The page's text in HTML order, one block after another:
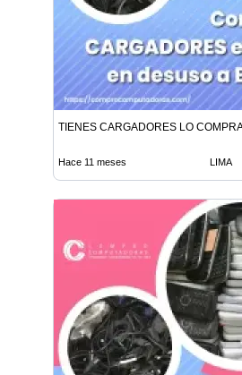
TIENES CARGADORES LO
Hace 11 meses LIMA